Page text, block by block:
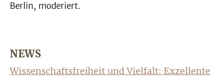
Berlin, moderiert.
NEWS
Wissenschaftsfreiheit und Vielfalt: Exzellente